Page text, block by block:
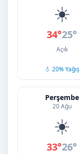
☀️
34°25°
Açık
💧 20% Yağış
Perşembe
20 Ağu
☀️
33°26°